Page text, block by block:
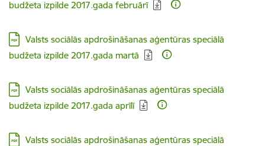
budžeta izpilde 2017.gada februārī
Lejupielādēt:
Valsts sociālās apdrošināšanas aģentūras speciālā
budžeta izpilde 2017.gada martā
Lejupielādēt:
Valsts sociālās apdrošināšanas aģentūras speciālā
budžeta izpilde 2017.gada aprīlī
Lejupielādēt:
Valsts sociālās apdrošināšanas aģentūras speciālā